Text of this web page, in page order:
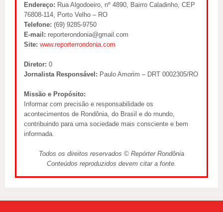
Endereço: Rua Algodoeiro, nº 4890, Bairro Caladinho, CEP
76808-114, Porto Velho – RO
Telefone: (69) 9285-9750
E-mail: reporterondonia@gmail.com
Site: www.reporterrondonia.com
Diretor: 0
Jornalista Responsável: Paulo Amorim – DRT 0002305/RO
Missão e Propósito:
Informar com precisão e responsabilidade os
acontecimentos de Rondônia, do Brasil e do mundo,
contribuindo para uma sociedade mais consciente e bem
informada.
Todos os direitos reservados © Repórter Rondônia
Conteúdos reproduzidos devem citar a fonte.